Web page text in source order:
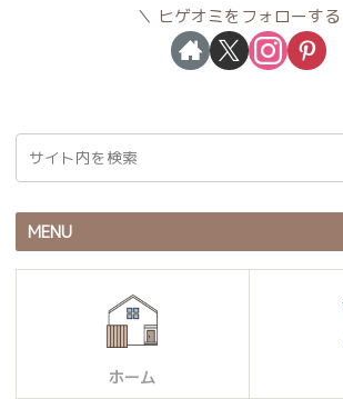
ヒゲオミをフォローする
MENU
ホーム